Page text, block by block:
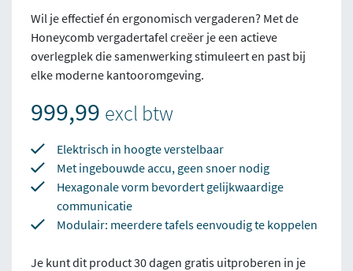
Wil je effectief én ergonomisch vergaderen? Met de
Honeycomb vergadertafel creëer je een actieve
overlegplek die samenwerking stimuleert en past bij
elke moderne kantooromgeving.
999,99 excl btw
Elektrisch in hoogte verstelbaar
Met ingebouwde accu, geen snoer nodig
Hexagonale vorm bevordert gelijkwaardige
communicatie
Modulair: meerdere tafels eenvoudig te koppelen
Je kunt dit product 30 dagen gratis uitproberen in je